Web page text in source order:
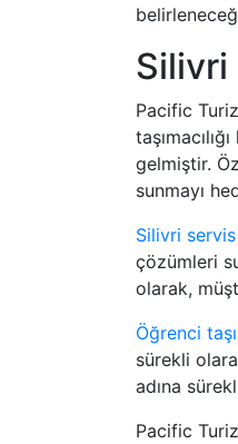
Silivri
Pacific
gelmiştir.
sunmayı
Silivri servis
çözümleri
olarak,
Öğrenci
sürekli
adına
Pacific